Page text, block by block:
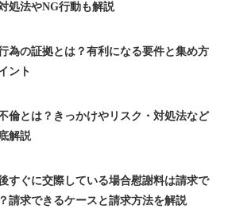
処法やNG行動も解説
為の証拠とは？有利になる要件と集め方
ント
倫とは？きっかけやリスク・対処法など
解説
すぐに交際している場合慰謝料は請求で
請求できるケースと請求方法を解説